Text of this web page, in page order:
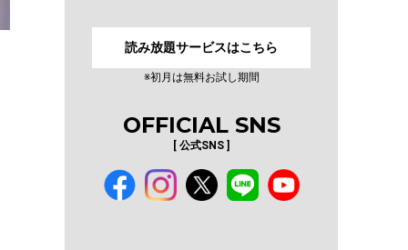
読み放題サービスはこちら
※初月は無料お試し期間
OFFICIAL SNS
[ 公式SNS ]